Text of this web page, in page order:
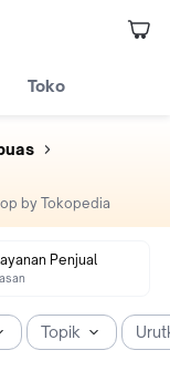
Toko
by Tokopedia
Penjual
Topik